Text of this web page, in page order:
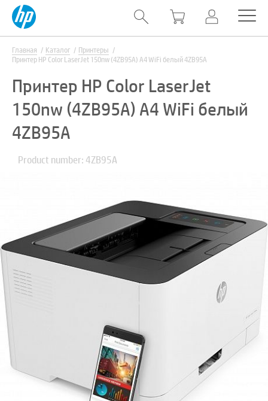
Главная Каталог
Принтеры
Принтер HP Color LaserJet 150nw (4ZB95A) A4 WiFi белый 4ZB95A
Принтер HP Color LaserJet
150nw (4ZB95A) A4 WiFi белый
4ZB95A
Product number: 4ZB95A